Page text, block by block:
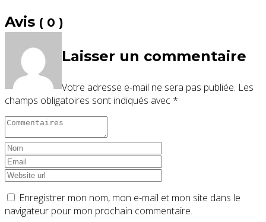
Avis ( 0 )
Laisser un commentaire
Votre adresse e-mail ne sera pas publiée. Les
champs obligatoires sont indiqués avec *
Enregistrer mon nom, mon e-mail et mon site dans le
navigateur pour mon prochain commentaire.